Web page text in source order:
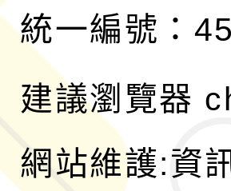
統一編號：
建議瀏覽器
網站維護:資